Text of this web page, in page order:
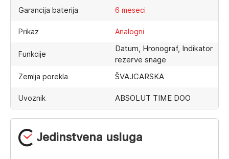
Jedinstvena usluga
Garancija baterija 6 meseci
Prikaz Analogni
Funkcije
Datum, Hronograf, Indikator
rezerve snage
Zemlja porekla ŠVAJCARSKA
Uvoznik ABSOLUT TIME DOO